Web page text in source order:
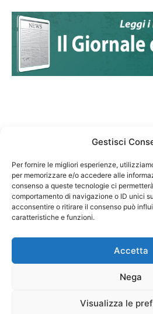
Gestisci
Per fornire le migliori esperienze,
per memorizzare e/o accedere alle
consenso a queste tecnologie ci
comportamento di navigazione o ID unici
acconsentire o ritirare il consenso può
caratteristiche e funzioni.
Accetta
Nega
Visualizza le
Federazione Nazionale
codice fiscale
Responsabile sito
Privacy Policy